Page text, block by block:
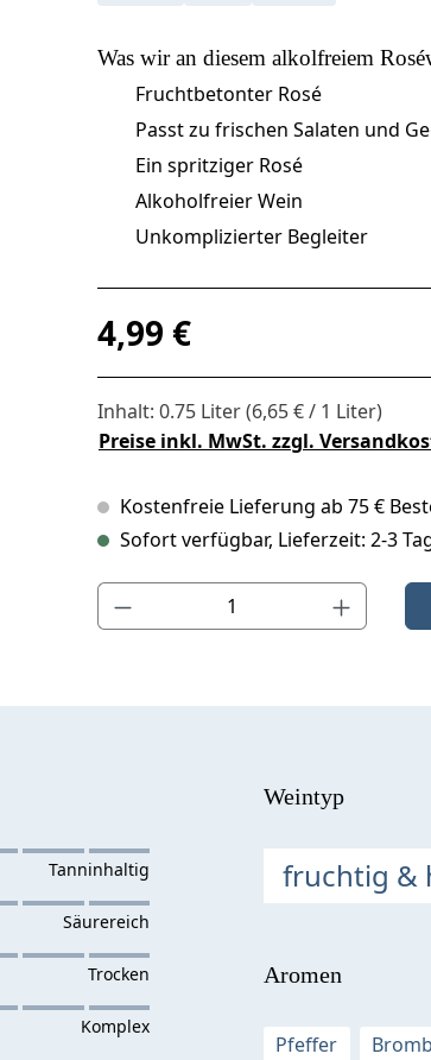
Was wir an diesem alkolfreiem
Fruchtbetonter Rosé
Passt zu frischen Salaten und
Ein spritziger Rosé
Alkoholfreier Wein
Unkomplizierter Begleiter
Regulärer Preis:
4,99 €
Inhalt: 0.75 Liter(6,65 € / 1 Liter)
Preise inkl. MwSt. zzgl.
Kostenfreie Lieferung ab 75 €
Sofort verfügbar, Lieferzeit: 2-3
Produkt Anzahl: Gib den gewünschten
Weintyp
fruchtig &
Aromen
Pfeffer